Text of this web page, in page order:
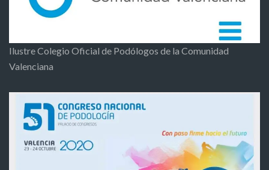
Ilustre Colegio Oficial de Podólogos de la Comunidad
Valenciana